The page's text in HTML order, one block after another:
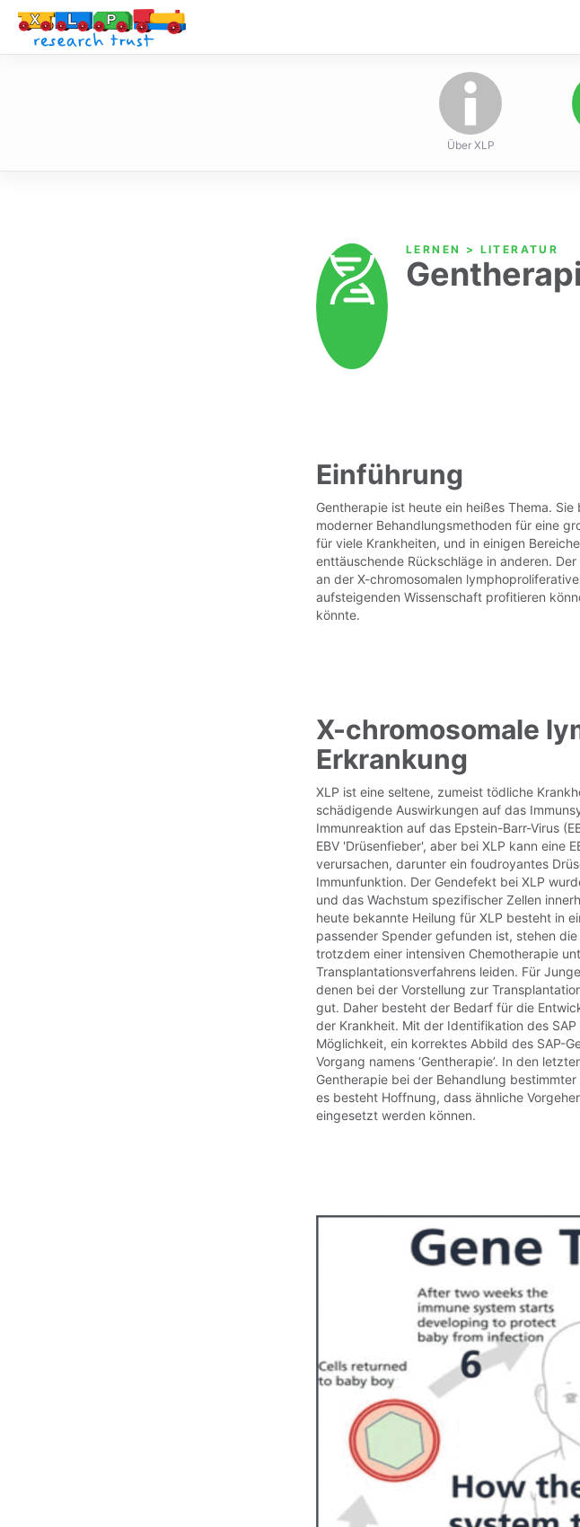
Über XLP
LERNEN > LITERATUR
Einführung
Gentherapie ist heute ein heißes Thema.
moderner Behandlungsmethoden für eine
für viele Krankheiten, und in einigen
enttäuschende Rückschläge in anderen.
an der X-chromosomalen
aufsteigenden Wissenschaft profitieren
könnte.
X-chromosomale
Erkrankung
XLP ist eine seltene, zumeist tödliche
schädigende Auswirkungen auf das
Immunreaktion auf das Epstein-Barr-Virus
EBV 'Drüsenfieber', aber bei XLP kann eine
verursachen, darunter ein foudroyantes
Immunfunktion. Der Gendefekt bei XLP
und das Wachstum spezifischer Zellen
heute bekannte Heilung für XLP besteht in
passender Spender gefunden ist, stehen
trotzdem einer intensiven Chemotherapie
Transplantationsverfahrens leiden. Für
denen bei der Vorstellung zur
gut. Daher besteht der Bedarf für die
der Krankheit. Mit der Identifikation des
Möglichkeit, ein korrektes Abbild des SAP-
Vorgang namens ‘Gentherapie’. In den
Gentherapie bei der Behandlung
es besteht Hoffnung, dass ähnliche
eingesetzt werden können.